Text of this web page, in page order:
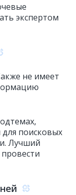
экспертом
не имеет
поисковых
Лучший